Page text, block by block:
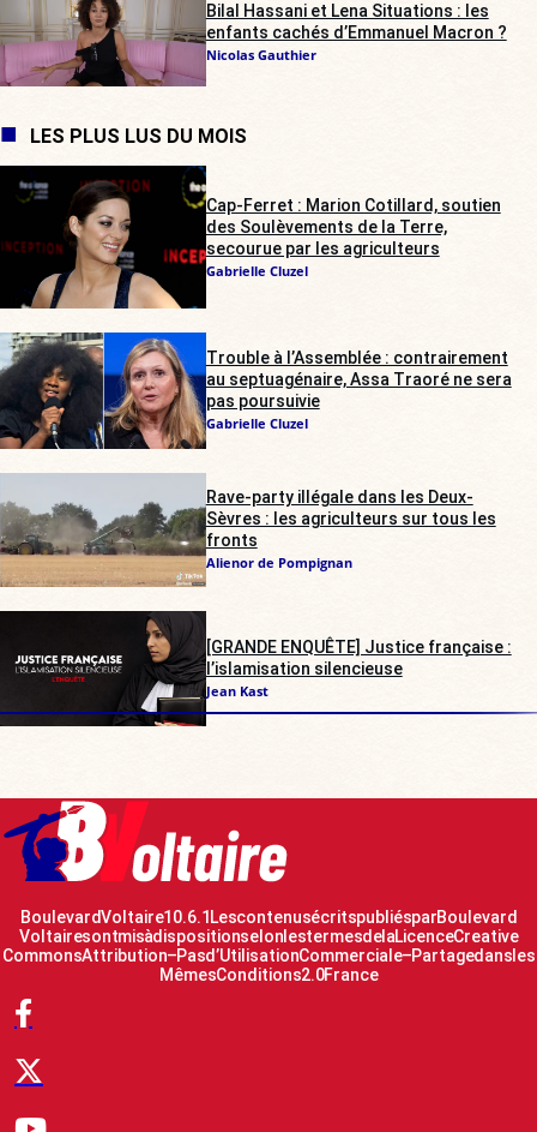
Bilal Hassani et Lena Situations : les
enfants cachés d’Emmanuel Macron ?
Nicolas Gauthier
LES PLUS LUS DU MOIS
Cap-Ferret : Marion Cotillard, soutien
des Soulèvements de la Terre,
secourue par les agriculteurs
Gabrielle Cluzel
Trouble à l’Assemblée : contrairement
au septuagénaire, Assa Traoré ne sera
pas poursuivie
Gabrielle Cluzel
Rave-party illégale dans les Deux-
Sèvres : les agriculteurs sur tous les
fronts
Alienor de Pompignan
[GRANDE ENQUÊTE] Justice française :
l’islamisation silencieuse
Jean Kast
Boulevard Voltaire 10.6.1 Les contenus écrits publiés par Boulevard
Voltaire sont mis à disposition selon les termes de la Licence Creative
Commons Attribution – Pas d’Utilisation Commerciale – Partage dans les
Mêmes Conditions 2.0 France